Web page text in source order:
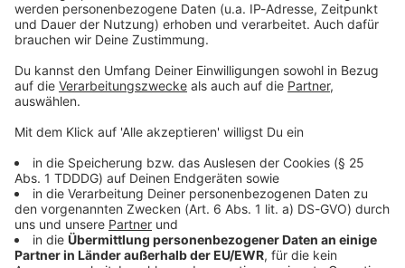
Sprachnachricht
DAS KÖNNTE DICH AUCH INTERESSIEREN
Welt